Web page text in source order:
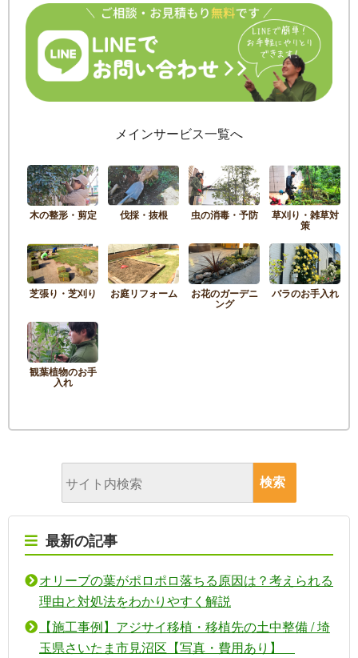
メインサービス一覧へ
木の整形・剪定 伐採・抜根 虫の消毒・予防 草刈り・雑草対
策
芝張り・芝刈り お庭リフォーム お花のガーデニ
ング
バラのお手入れ
観葉植物のお手
入れ
最新の記事
オリーブの葉がポロポロ落ちる原因は？考えられる
理由と対処法をわかりやすく解説
【施工事例】アジサイ移植・移植先の土中整備 / 埼
玉県さいたま市見沼区【写真・費用あり】